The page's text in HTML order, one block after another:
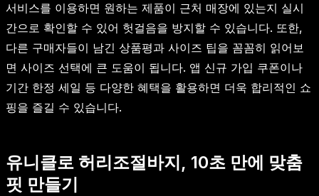
서비스를 이용하면 원하는 제품이 근처 매장에 있는지 실시
간으로 확인할 수 있어 헛걸음을 방지할 수 있습니다. 또한,
다른 구매자들이 남긴 상품평과 사이즈 팁을 꼼꼼히 읽어보
면 사이즈 선택에 큰 도움이 됩니다. 앱 신규 가입 쿠폰이나
기간 한정 세일 등 다양한 혜택을 활용하면 더욱 합리적인 쇼
핑을 즐길 수 있습니다.
유니클로 허리조절바지, 10초 만에 맞춤
핏 만들기